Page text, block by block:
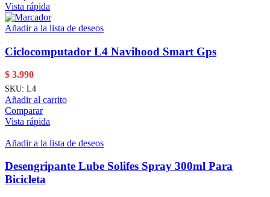
Vista rápida
Añadir a la lista de deseos
Ciclocomputador L4 Navihood Smart Gps
$ 3.990
SKU: L4
Añadir al carrito
Comparar
Vista rápida
Añadir a la lista de deseos
Desengripante Lube Solifes Spray 300ml Para
Bicicleta